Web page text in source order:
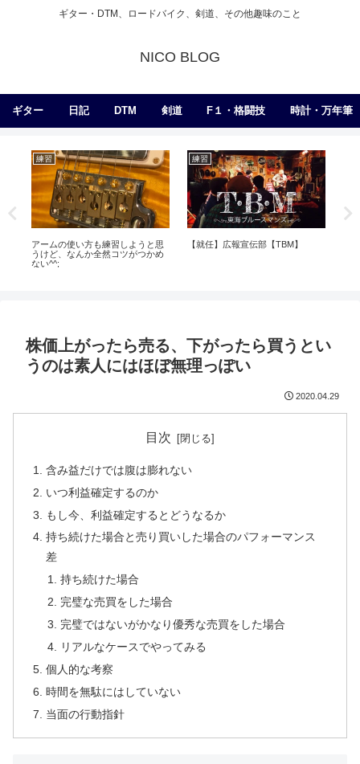
ギター・DTM、ロードバイク、剣道、その他趣味のこと
NICO BLOG
ギター 日記 DTM 剣道 F１・格闘技 時計・万年筆
練習
アームの使い方も練習しようと思
うけど、なんか全然コツがつかめ
ない^^;
練習
【就任】広報宣伝部【TBM】
株価上がったら売る、下がったら買うとい
うのは素人にはほぼ無理っぽい
2020.04.29
目次
含み益だけでは腹は膨れない
いつ利益確定するのか
もし今、利益確定するとどうなるか
持ち続けた場合と売り買いした場合のパフォーマンス
差
持ち続けた場合
完璧な売買をした場合
完璧ではないがかなり優秀な売買をした場合
リアルなケースでやってみる
個人的な考察
時間を無駄にはしていない
当面の行動指針